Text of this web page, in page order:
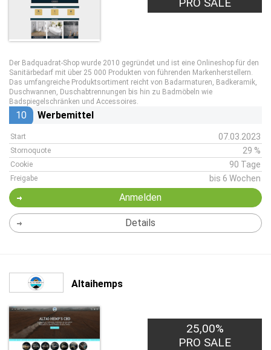
Der Badquadrat-Shop wurde 2010 gegründet und ist eine Onlineshop für den
Sanitärbedarf mit über 25 000 Produkten von führenden Markenherstellern.
Das umfangreiche Produktsortiment reicht von Badarmaturen, Badkeramik,
Duschwannen, Duschabtrennungen bis hin zu Badmöbeln wie
Badspiegelschränken und Accessoires.
10 Werbemittel
Start 07.03.2023
Stornoquote 29 %
Cookie 90 Tage
Freigabe bis 6 Wochen
Anmelden
Details
Altaihemps
25,00%
PRO SALE